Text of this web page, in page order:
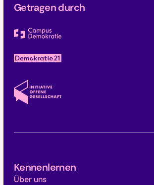
Getragen durch
Kennenlernen
Über uns